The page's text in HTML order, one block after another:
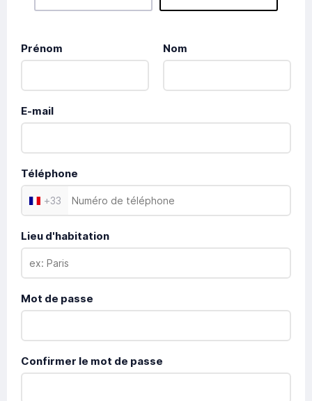
Prénom Nom
E-mail
Téléphone
+33
Lieu d'habitation
Mot de passe
Confirmer le mot de passe